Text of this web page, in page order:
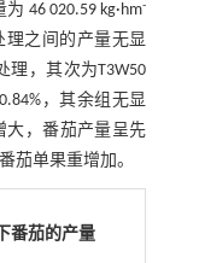
46 020.59 kg·hm-
理之间的产量无显
理，其次为T3W50
，其余组无显
大，番茄产量呈先
茄单果重增加。
番茄的产量